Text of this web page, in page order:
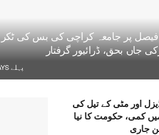
پر جامعہ کراچی کی بس کی ٹکر
جاں بحق، ڈرائیور گرفتار
2 DAYS پہلے
اور مٹی کے تیل کی
کمی، حکومت کا نیا
جاری